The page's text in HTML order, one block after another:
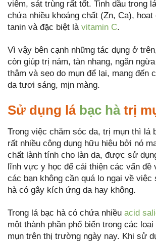
viêm, sát trùng rất tốt. Tinh dầu trong
chứa nhiều khoáng chất (Zn, Ca), hoạt
tanin và đặc biệt là vitamin C.
Vì vậy bên cạnh những tác dụng ở
còn giúp trị nám, tàn nhang, ngăn
thâm và sẹo do mụn để lại, mang đến
da tươi sáng, mịn màng.
Sử dụng lá bạc hàtrị
Trong việc chăm sóc da, trị mụn thì lá
rất nhiều công dụng hữu hiệu bởi nó
chất lành tính cho làn da, được sử
lĩnh vực y học để cải thiện các vấn đề
các bạn không cần quá lo ngại về việc
hà có gây kích ứng da hay không.
Trong lá bạc hà có chứa nhiều acid
một thành phần phổ biến trong các
mụn trên thị trường ngày nay. Khi sử